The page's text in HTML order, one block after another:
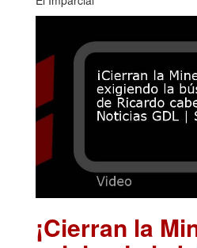
¡Cierran la